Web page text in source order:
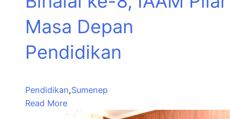
Masa Depan
Pendidikan
Pendidikan,Sumenep
Read More